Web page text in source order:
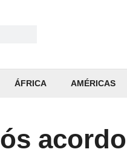
ÁFRICA AMÉRICAS